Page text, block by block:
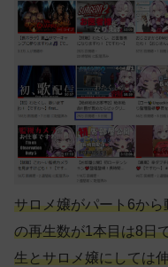
サロメ嬢がパート6か
の再生数が1本目は8日
生とサロメ嬢にしては